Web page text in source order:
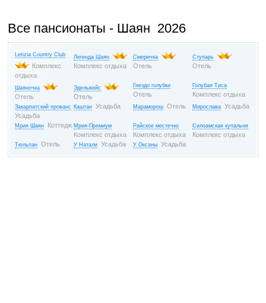
Все пансионаты - Шаян 2026
Letizia Country Club
Комплекс
отдыха
Легенда Шаян
Комплекс отдыха
Смеричка
Отель
Ступарь
Отель
Шаяночка
Отель
Эдельвейс
Отель
Гнездо голубки
Отель
Голубая Тиса
Комплекс отдыха
Закарпатский прованс
Усадьба
Каштан Усадьба Мараморош Отель Мирослава Усадьба
Мрия Шаян Коттедж Мрия-Премиум
Комплекс отдыха
Райское местечко
Комплекс отдыха
Силоамская купальня
Комплекс отдыха
Тюльпан Отель У Натали Усадьба У Оксаны Усадьба